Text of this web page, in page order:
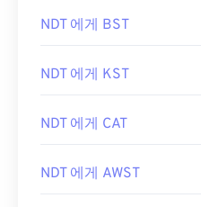
NDT 에게 BST
NDT 에게 KST
NDT 에게 CAT
NDT 에게 AWST